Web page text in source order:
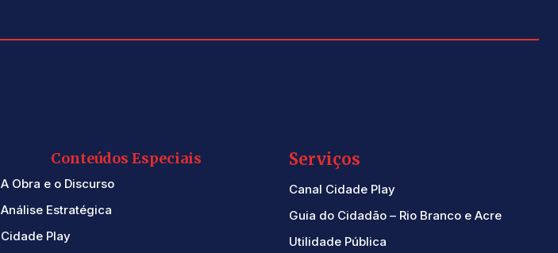
Conteúdos Especiais
A Obra e o Discurso
Análise Estratégica
Cidade Play
Serviços
Canal Cidade Play
Guia do Cidadão – Rio Branco e Acre
Utilidade Pública